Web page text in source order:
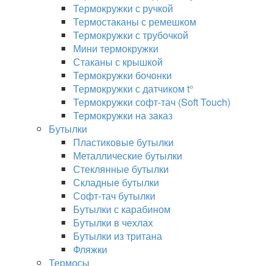
Термокружки с ручкой
Термостаканы с ремешком
Термокружки с трубочкой
Мини термокружки
Стаканы с крышкой
Термокружки бочонки
Термокружки с датчиком t°
Термокружки софт-тач (Soft Touch)
Термокружки на заказ
Бутылки
Пластиковые бутылки
Металлические бутылки
Стеклянные бутылки
Складные бутылки
Софт-тач бутылки
Бутылки с карабином
Бутылки в чехлах
Бутылки из тритана
Фляжки
Термосы